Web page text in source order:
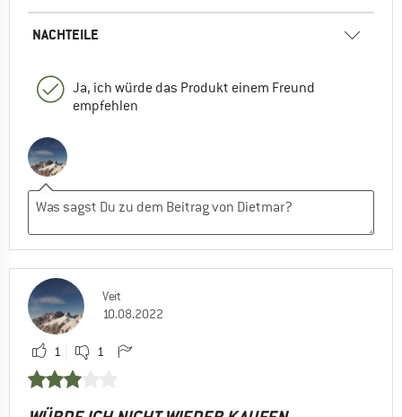
NACHTEILE
Ja, ich würde das Produkt einem Freund
empfehlen
Veit
10.08.2022
1 1